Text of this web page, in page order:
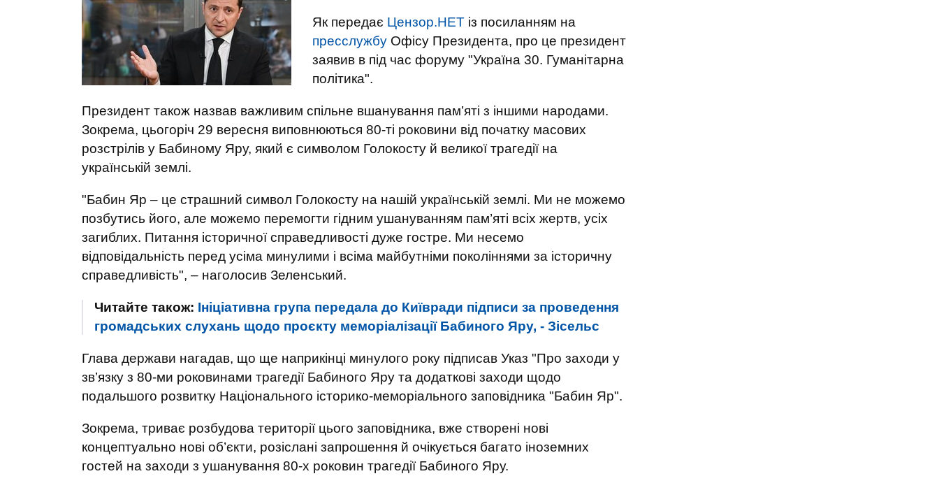
Як передає Цензор.НЕТ із посиланням на
пресслужбу Офісу Президента, про це президент
заявив в під час форуму "Україна 30. Гуманітарна
політика".
Президент також назвав важливим спільне вшанування пам’яті з іншими народами.
Зокрема, цьогоріч 29 вересня виповнюються 80-ті роковини від початку масових
розстрілів у Бабиному Яру, який є символом Голокосту й великої трагедії на
українській землі.
"Бабин Яр – це страшний символ Голокосту на нашій українській землі. Ми не можемо
позбутись його, але можемо перемогти гідним ушануванням пам’яті всіх жертв, усіх
загиблих. Питання історичної справедливості дуже гостре. Ми несемо
відповідальність перед усіма минулими і всіма майбутніми поколіннями за історичну
справедливість", – наголосив Зеленський.
Читайте також: Ініціативна група передала до Київради підписи за проведення
громадських слухань щодо проєкту меморіалізації Бабиного Яру, - Зісельс
Глава держави нагадав, що ще наприкінці минулого року підписав Указ "Про заходи у
зв’язку з 80-ми роковинами трагедії Бабиного Яру та додаткові заходи щодо
подальшого розвитку Національного історико-меморіального заповідника "Бабин Яр".
Зокрема, триває розбудова території цього заповідника, вже створені нові
концептуально нові об’єкти, розіслані запрошення й очікується багато іноземних
гостей на заходи з ушанування 80-х роковин трагедії Бабиного Яру.